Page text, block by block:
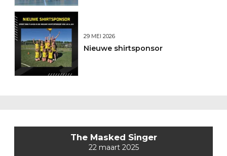
29 MEI 2026
Nieuwe shirtsponsor
The Masked Singer
22 maart 2025